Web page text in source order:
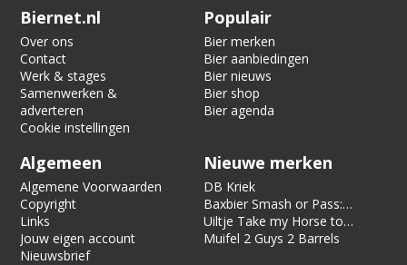
Verification code:
Biernet.nl
Over ons
Contact
Werk & stages
Samenwerken &
adverteren
Cookie instellingen
Populair
Bier merken
Bier aanbiedingen
Bier nieuws
Bier shop
Bier agenda
Algemeen
Algemene Voorwaarden
Copyright
Links
Jouw eigen account
Nieuwsbrief
Nieuwe merken
DB Kriek
Baxbier Smash or Pass:
Strata
Uiltje Take my Horse to
the Hotel Room
Muifel 2 Guys 2 Barrels